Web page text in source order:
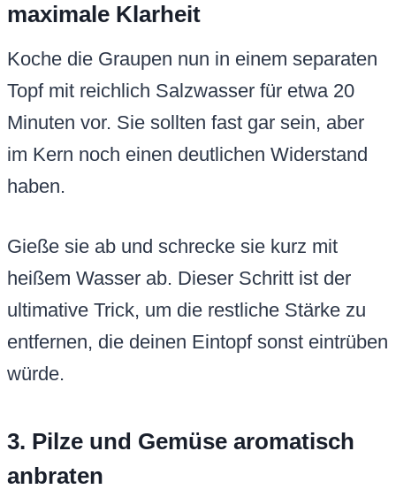
maximale Klarheit
Koche die Graupen nun in einem separaten
Topf mit reichlich Salzwasser für etwa 20
Minuten vor. Sie sollten fast gar sein, aber
im Kern noch einen deutlichen Widerstand
haben.
Gieße sie ab und schrecke sie kurz mit
heißem Wasser ab. Dieser Schritt ist der
ultimative Trick, um die restliche Stärke zu
entfernen, die deinen Eintopf sonst eintrüben
würde.
3. Pilze und Gemüse aromatisch
anbraten